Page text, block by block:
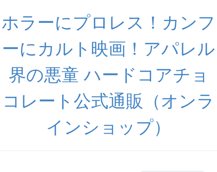
ホラーにプロレス！カンフ
ーにカルト映画！アパレル
界の悪童 ハードコアチョ
コレート公式通販（オンラ
インショップ）